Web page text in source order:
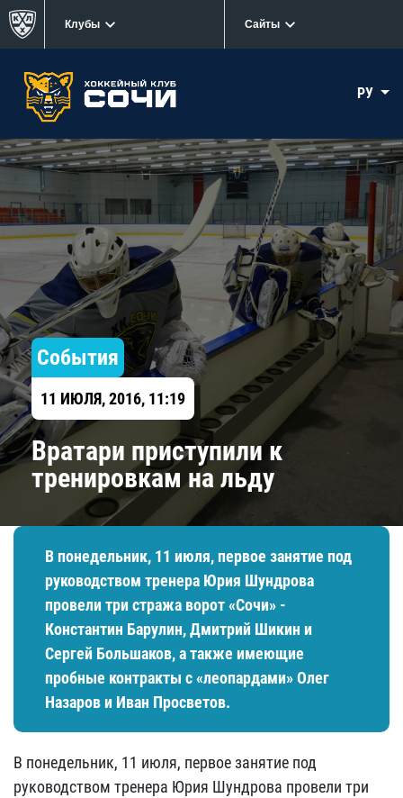
Клубы Сайты
РУ
События
11 ИЮЛЯ, 2016, 11:19
​Вратари приступили к
тренировкам на льду
В понедельник, 11 июля, первое занятие под
руководством тренера Юрия Шундрова
провели три стража ворот «Сочи» -
Константин Барулин, Дмитрий Шикин и
Сергей Большаков, а также имеющие
пробные контракты с «леопардами» Олег
Назаров и Иван Просветов.
В понедельник, 11 июля, первое занятие под
руководством тренера Юрия Шундрова провели три